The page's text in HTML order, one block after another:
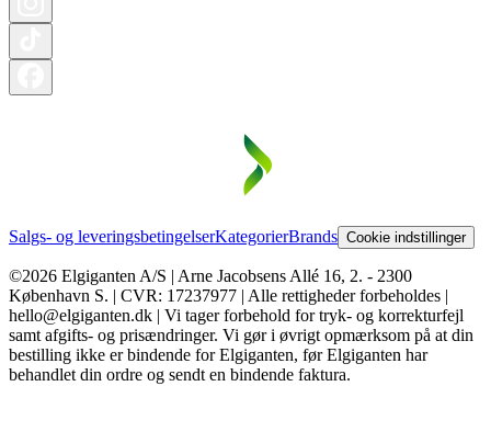
Salgs- og leveringsbetingelserKategorierBrands Cookie indstillinger
©2026 Elgiganten A/S | Arne Jacobsens Allé 16, 2. - 2300
København S. | CVR: 17237977 | Alle rettigheder forbeholdes |
hello@elgiganten.dk | Vi tager forbehold for tryk- og korrekturfejl
samt afgifts- og prisændringer. Vi gør i øvrigt opmærksom på at din
bestilling ikke er bindende for Elgiganten, før Elgiganten har
behandlet din ordre og sendt en bindende faktura.